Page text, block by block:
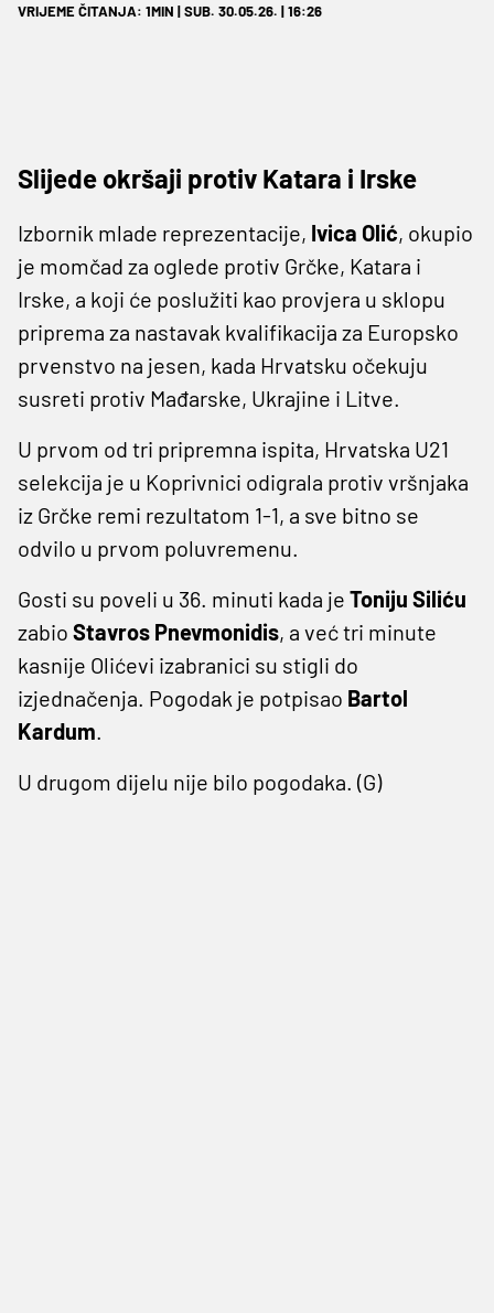
VRIJEME ČITANJA: 1MIN | SUB. 30.05.26. | 16:26
Slijede okršaji protiv Katara i Irske
Izbornik mlade reprezentacije, Ivica Olić, okupio
je momčad za oglede protiv Grčke, Katara i
Irske, a koji će poslužiti kao provjera u sklopu
priprema za nastavak kvalifikacija za Europsko
prvenstvo na jesen, kada Hrvatsku očekuju
susreti protiv Mađarske, Ukrajine i Litve.
U prvom od tri pripremna ispita, Hrvatska U21
selekcija je u Koprivnici odigrala protiv vršnjaka
iz Grčke remi rezultatom 1-1, a sve bitno se
odvilo u prvom poluvremenu.
Gosti su poveli u 36. minuti kada je Toniju Siliću
zabio Stavros Pnevmonidis, a već tri minute
kasnije Olićevi izabranici su stigli do
izjednačenja. Pogodak je potpisao Bartol
Kardum.
U drugom dijelu nije bilo pogodaka. (G)